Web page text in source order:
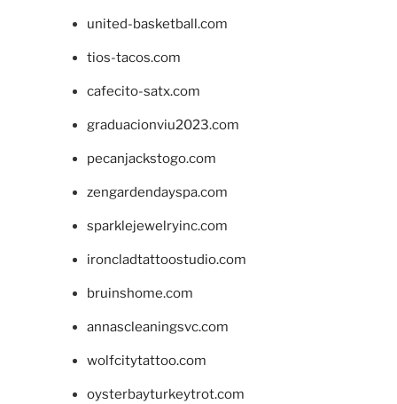
united-basketball.com
tios-tacos.com
cafecito-satx.com
graduacionviu2023.com
pecanjackstogo.com
zengardendayspa.com
sparklejewelryinc.com
ironcladtattoostudio.com
bruinshome.com
annascleaningsvc.com
wolfcitytattoo.com
oysterbayturkeytrot.com